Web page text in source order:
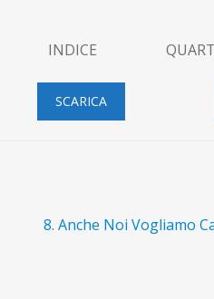
QUARTA DI
SCARICA
Articolo
8. Anche Noi Vogliamo